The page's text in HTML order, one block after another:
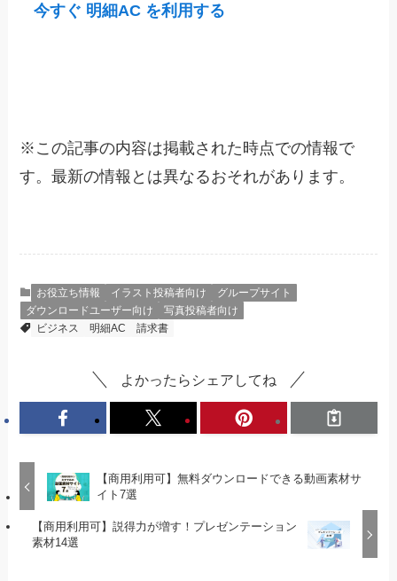
今すぐ 明細AC を利用する
※ この記事の内容は掲載された時点での情報で
す。最新の情報とは異なるおそれがあります。
お役立ち情報 イラスト投稿者向け
グループサイト
ダウンロードユーザー向け
写真投稿者向け
ビジネス
明細AC 請求書
よかったらシェアしてね
【商用利用可】無料ダウンロードできる動画素材サ
イト7選
【商用利用可】説得力が増す！プレゼンテーション
素材14選